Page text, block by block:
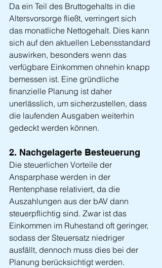
Da ein Teil des Bruttogehalts in die
Altersvorsorge fließt, verringert sich
das monatliche Nettogehalt. Dies kann
sich auf den aktuellen Lebensstandard
auswirken, besonders wenn das
verfügbare Einkommen ohnehin knapp
bemessen ist. Eine gründliche
finanzielle Planung ist daher
unerlässlich, um sicherzustellen, dass
die laufenden Ausgaben weiterhin
gedeckt werden können.
2. Nachgelagerte Besteuerung
Die steuerlichen Vorteile der
Ansparphase werden in der
Rentenphase relativiert, da die
Auszahlungen aus der bAV dann
steuerpflichtig sind. Zwar ist das
Einkommen im Ruhestand oft geringer,
sodass der Steuersatz niedriger
ausfällt, dennoch muss dies bei der
Planung berücksichtigt werden.